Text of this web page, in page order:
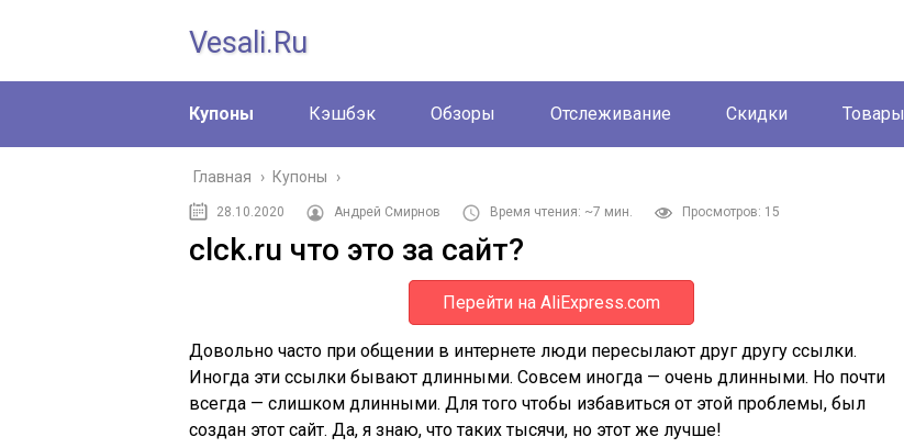
Vesali.ru
Купоны Кэшбэк Обзоры Отслеживание Скидки Товары
Главная › Купоны ›
28.10.2020 Андрей Смирнов Время чтения: ~7 мин. Просмотров: 15
clck.ru что это за сайт?
Перейти на AliExpress.com
Довольно часто при общении в интернете люди пересылают друг другу ссылки.
Иногда эти ссылки бывают длинными. Совсем иногда — очень длинными. Но почти
всегда — слишком длинными. Для того чтобы избавиться от этой проблемы, был
создан этот сайт. Да, я знаю, что таких тысячи, но этот же лучше!